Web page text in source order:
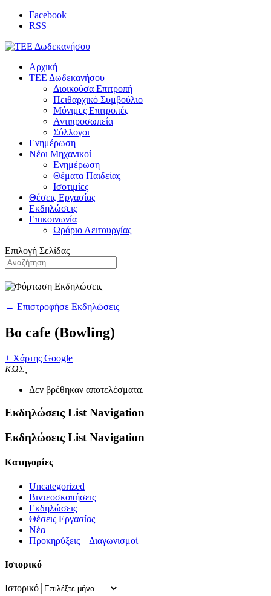
Facebook
RSS
Αρχική
ΤΕΕ Δωδεκανήσου
Διοικούσα Επιτροπή
Πειθαρχικό Συμβούλιο
Μόνιμες Επιτροπές
Αντιπροσωπεία
Σύλλογοι
Ενημέρωση
Νέοι Μηχανικοί
Ενημέρωση
Θέματα Παιδείας
Ισοτιμίες
Θέσεις Εργασίας
Εκδηλώσεις
Επικοινωνία
Ωράριο Λειτουργίας
Επιλογή Σελίδας
← Επιστροφήσε Εκδηλώσεις
Βo cafe (Bowling)
+ Χάρτης Google
ΚΩΣ
Δεν βρέθηκαν αποτελέσματα.
Εκδηλώσεις List Navigation
Εκδηλώσεις List Navigation
Kατηγορίες
Uncategorized
Βιντεοσκοπήσεις
Εκδηλώσεις
Θέσεις Εργασίας
Νέα
Προκηρύξεις – Διαγωνισμοί
Ιστορικό
Ιστορικό